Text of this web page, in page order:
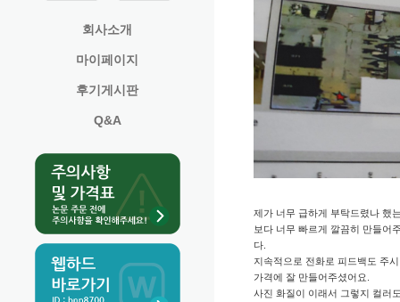
회사소개
마이페이지
후기게시판
Q&A
제가 너무 급하게 부탁드렸나 했
보다 너무 빠르게 깔끔히 만들어
다.
지속적으로 전화로 피드백도 주
가격에 잘 만들어주셨어요.
사진 화질이 이래서 그렇지 컬러